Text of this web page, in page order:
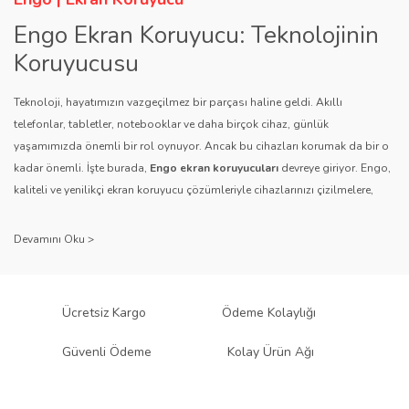
Bu ürüne benzer farklı alternatifler olmalı.
Gönder
Engo Ekran Koruyucu: Teknolojinin
Koruyucusu
Teknoloji, hayatımızın vazgeçilmez bir parçası haline geldi. Akıllı
telefonlar, tabletler, notebooklar ve daha birçok cihaz, günlük
yaşamımızda önemli bir rol oynuyor. Ancak bu cihazları korumak da bir o
kadar önemli. İşte burada, Engo ekran koruyucuları devreye giriyor. Engo,
kaliteli ve yenilikçi ekran koruyucu çözümleriyle cihazlarınızı çizilmelere,
sağlıyor.
Engo ekran koruyucuları
, uzun yıllara dayanan tecrübesi ve teknolojiye
ürününü titiz bir kalite kontrol sürecinden geçirir. Kullanıcı dostu tasarımı
Ücretsiz Kargo Ödeme Kolaylığı
Güvenli Ödeme Kolay Ürün Ağı